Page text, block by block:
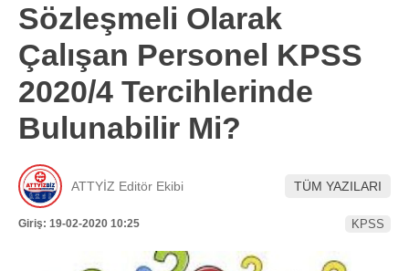
WhatsApp İhbar
KATEGORİLER
GÜNDEM
112 ACİL
KPSS
PARAMEDİK (AABT)
STK
Sözleşmeli Olarak
Çalışan Personel KPSS
2020/4 Tercihlerinde
Bulunabilir Mi?
ATTYİZ Editör Ekibi TÜM YAZILARI
Giriş: 19-02-2020 10:25 KPSS